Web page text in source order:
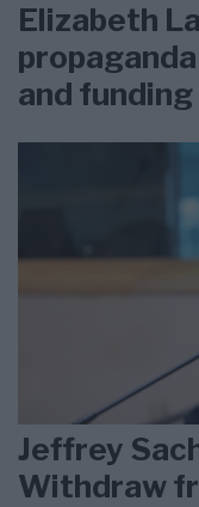
Elizabeth
and
Jeffrey
Withdraw